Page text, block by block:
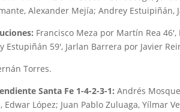
Alexander Mejía; Andrey Estuipiñán,
Francisco Meza por Martín Rea
Estupiñán 59′, Jarlan Barrera por Javier
Torres.
Santa Fe 1-4-2-3-1: Andrés
Edwar López; Juan Pablo Zuluaga, Yílmar